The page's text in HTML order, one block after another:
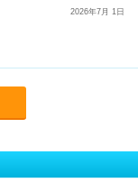
2026年7月 1日